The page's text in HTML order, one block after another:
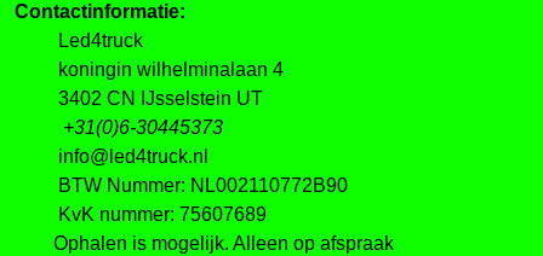
Contactinformatie:
Led4truck
koningin wilhelminalaan 4
3402 CN IJsselstein UT
+31(0)6-30445373
info@led4truck.nl
BTW Nummer: NL002110772B90
KvK nummer: 75607689
Ophalen is mogelijk. Alleen op afspraak